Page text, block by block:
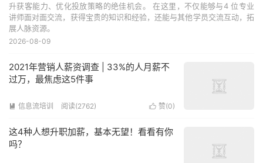
升获客能力、优化投放策略的绝佳机会。 在这里，不仅能够与4 位专业
讲师面对面交流，获得宝贵的知识和经验，还能与其他学员交流互动，拓
展人脉资源。
2026-08-09
2021年营销人薪资调查 | 33%的人月薪不
过万，最焦虑这5件事
 赞(0)
 信息流培训 阅读(2762)
这4种人想升职加薪，基本无望！看看有你
吗？